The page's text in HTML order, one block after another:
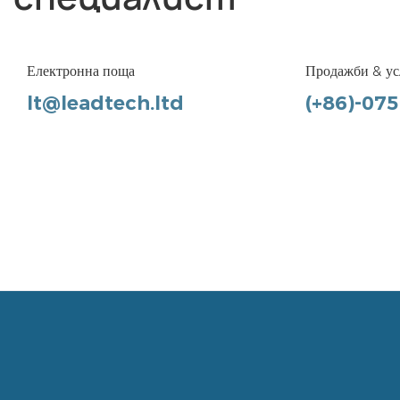
Електронна поща
lt@leadtech.ltd
Продажби &
(+86)-